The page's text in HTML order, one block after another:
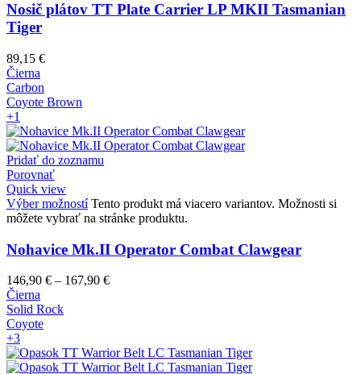
Nosič plátov TT Plate Carrier LP MKII Tasmanian
Tiger
89,15 €
Čierna
Carbon
Coyote Brown
+1
Pridať do zoznamu
Porovnať
Quick view
Výber možností Tento produkt má viacero variantov. Možnosti si
môžete vybrať na stránke produktu.
Nohavice Mk.II Operator Combat Clawgear
146,90 € – 167,90 €
Čierna
Solid Rock
Coyote
+3